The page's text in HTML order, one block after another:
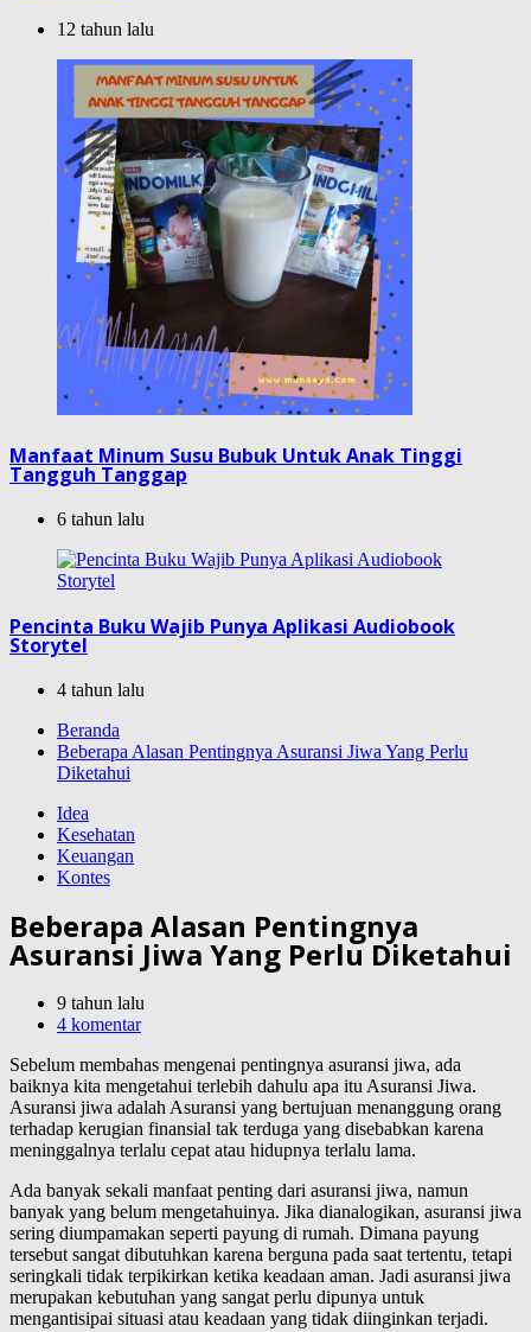
12 tahun lalu
Manfaat Minum Susu Bubuk Untuk Anak Tinggi
Tangguh Tanggap
6 tahun lalu
Pencinta Buku Wajib Punya Aplikasi Audiobook
Storytel
4 tahun lalu
Beranda
Beberapa Alasan Pentingnya Asuransi Jiwa Yang Perlu
Diketahui
Idea
Kesehatan
Keuangan
Kontes
Beberapa Alasan Pentingnya
Asuransi Jiwa Yang Perlu Diketahui
9 tahun lalu
4 komentar
Sebelum membahas mengenai pentingnya asuransi jiwa, ada
baiknya kita mengetahui terlebih dahulu apa itu Asuransi Jiwa.
Asuransi jiwa adalah Asuransi yang bertujuan menanggung orang
terhadap kerugian finansial tak terduga yang disebabkan karena
meninggalnya terlalu cepat atau hidupnya terlalu lama.
Ada banyak sekali manfaat penting dari asuransi jiwa, namun
banyak yang belum mengetahuinya. Jika dianalogikan, asuransi jiwa
sering diumpamakan seperti payung di rumah. Dimana payung
tersebut sangat dibutuhkan karena berguna pada saat tertentu, tetapi
seringkali tidak terpikirkan ketika keadaan aman. Jadi asuransi jiwa
merupakan kebutuhan yang sangat perlu dipunya untuk
mengantisipai situasi atau keadaan yang tidak diinginkan terjadi.